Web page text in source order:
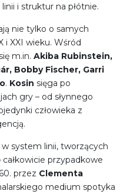
i struktur na płótnie.
nie tylko o samych
i XXI wieku. Wśród
m.in. Akiba Rubinstein,
Bobby Fischer, Garri
. Kosin sięga po
gry – od słynnego
człowieka z
system linii, tworzących
przypadkowe
przez Clementa
medium spotyka